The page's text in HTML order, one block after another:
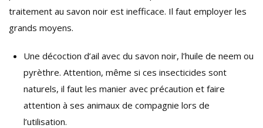
traitement au savon noir est inefficace. Il faut employer les
grands moyens.
Une décoction d’ail avec du savon noir, l’huile de neem ou
pyrèthre. Attention, même si ces insecticides sont
naturels, il faut les manier avec précaution et faire
attention à ses animaux de compagnie lors de
l’utilisation.